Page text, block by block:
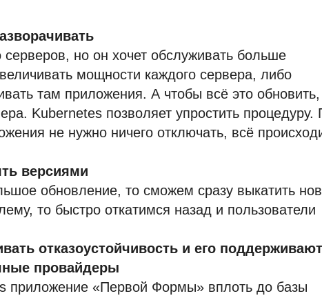
но он хочет обслуживать больше
мощности каждого сервера, либо
там приложения. А чтобы всё это обновить,
Kubernetes позволяет упростить процедуру.
не нужно ничего отключать, всё
версиями
обновление, то сможем сразу выкатить
то быстро откатимся назад и пользователи
отказоустойчивость и его поддерживают
провайдеры
приложение «Первой Формы» вплоть до базы